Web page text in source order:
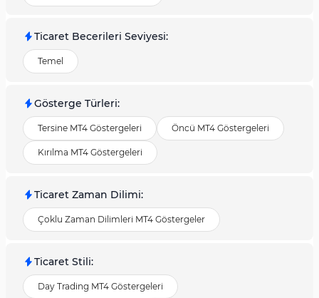
Ticaret Becerileri Seviyesi:
Temel
Gösterge Türleri:
Tersine MT4 Göstergeleri Öncü MT4 Göstergeleri
Kırılma MT4 Göstergeleri
Ticaret Zaman Dilimi:
Çoklu Zaman Dilimleri MT4 Göstergeler
Ticaret Stili:
Day Trading MT4 Göstergeleri